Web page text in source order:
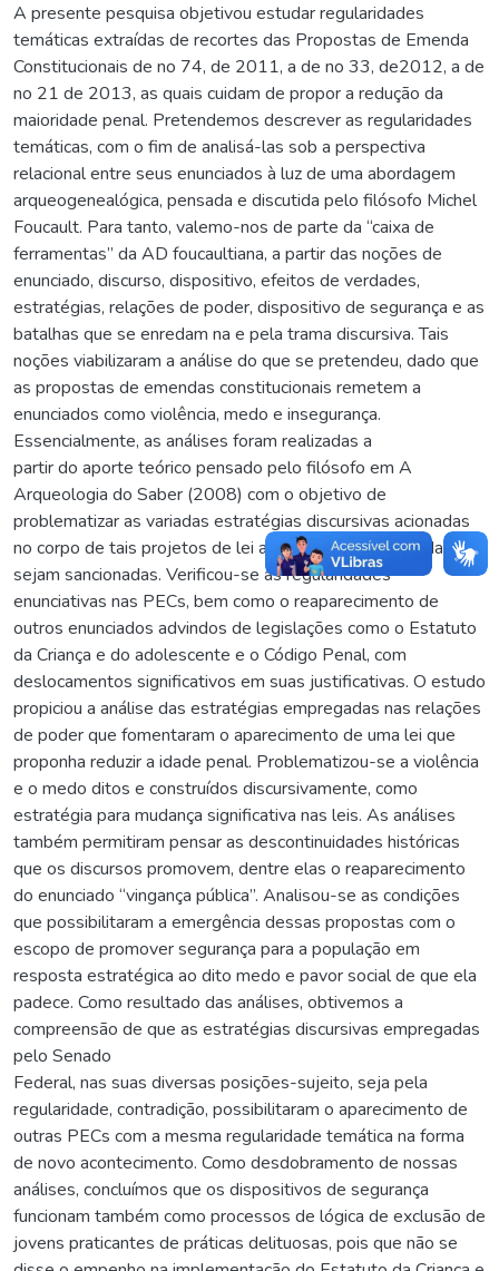
A presente pesquisa objetivou estudar regularidades
temáticas extraídas de recortes das Propostas de Emenda
Constitucionais de no 74, de 2011, a de no 33, de2012, a de
no 21 de 2013, as quais cuidam de propor a redução da
maioridade penal. Pretendemos descrever as regularidades
temáticas, com o fim de analisá-las sob a perspectiva
relacional entre seus enunciados à luz de uma abordagem
arqueogenealógica, pensada e discutida pelo filósofo Michel
Foucault. Para tanto, valemo-nos de parte da “caixa de
ferramentas” da AD foucaultiana, a partir das noções de
enunciado, discurso, dispositivo, efeitos de verdades,
estratégias, relações de poder, dispositivo de segurança e as
batalhas que se enredam na e pela trama discursiva. Tais
noções viabilizaram a análise do que se pretendeu, dado que
as propostas de emendas constitucionais remetem a
enunciados como violência, medo e insegurança.
Essencialmente, as análises foram realizadas a
partir do aporte teórico pensado pelo filósofo em A
Arqueologia do Saber (2008) com o objetivo de
problematizar as variadas estratégias discursivas acionadas
no corpo de tais projetos de lei a fim de que as emendas
sejam sancionadas. Verificou-se as regularidades
enunciativas nas PECs, bem como o reaparecimento de
outros enunciados advindos de legislações como o Estatuto
da Criança e do adolescente e o Código Penal, com
deslocamentos significativos em suas justificativas. O estudo
propiciou a análise das estratégias empregadas nas relações
de poder que fomentaram o aparecimento de uma lei que
proponha reduzir a idade penal. Problematizou-se a violência
e o medo ditos e construídos discursivamente, como
estratégia para mudança significativa nas leis. As análises
também permitiram pensar as descontinuidades históricas
que os discursos promovem, dentre elas o reaparecimento
do enunciado “vingança pública”. Analisou-se as condições
que possibilitaram a emergência dessas propostas com o
escopo de promover segurança para a população em
resposta estratégica ao dito medo e pavor social de que ela
padece. Como resultado das análises, obtivemos a
compreensão de que as estratégias discursivas empregadas
pelo Senado
Federal, nas suas diversas posições-sujeito, seja pela
regularidade, contradição, possibilitaram o aparecimento de
outras PECs com a mesma regularidade temática na forma
de novo acontecimento. Como desdobramento de nossas
análises, concluímos que os dispositivos de segurança
funcionam também como processos de lógica de exclusão de
jovens praticantes de práticas delituosas, pois que não se